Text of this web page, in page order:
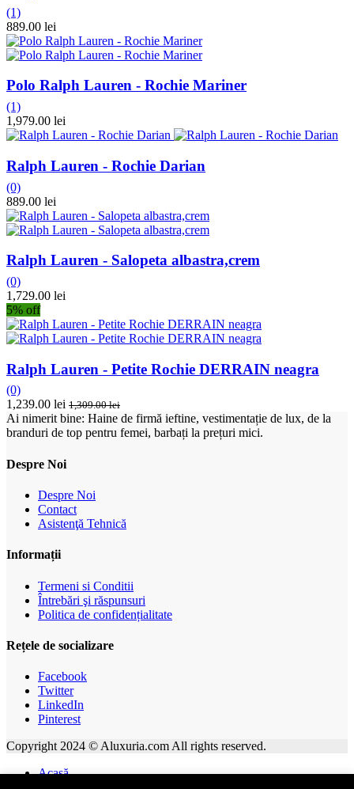
(1)
889.00 lei
Polo Ralph Lauren - Rochie Mariner
(1)
1,979.00 lei
Ralph Lauren - Rochie Darian
(0)
889.00 lei
Ralph Lauren - Salopeta albastra,crem
(0)
1,729.00 lei
5% off
Ralph Lauren - Petite Rochie DERRAIN neagra
(0)
1,239.00 lei 1,309.00 lei
Ai nimerit bine: Haine de firmă ieftine, vestimentație de lux, de la
branduri de top pentru femei, barbați la prețuri mici.
Despre Noi
Despre Noi
Contact
Asistenţă Tehnică
Informații
Termeni si Conditii
Întrebări şi răspunsuri
Politica de confidențialitate
Rețele de socializare
Facebook
Twitter
LinkedIn
Pinterest
Copyright 2024 © Aluxuria.com All rights reserved.
Acasă